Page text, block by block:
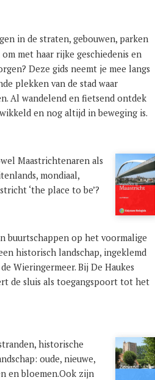
in de straten, gebouwen, parken
met haar rijke geschiedenis en
Deze gids neemt je mee langs
plekken van de stad waar
Al wandelend en fietsend ontdek
en nog altijd in beweging is.
Maastrichtenaren als
mondiaal,
‘the place to be’?
buurtschappen op het voormalige
historisch landschap, ingeklemd
Wieringermeer. Bij De Haukes
de sluis als toegangspoort tot het
historische
oude, nieuwe,
en bloemen.Ook zijn